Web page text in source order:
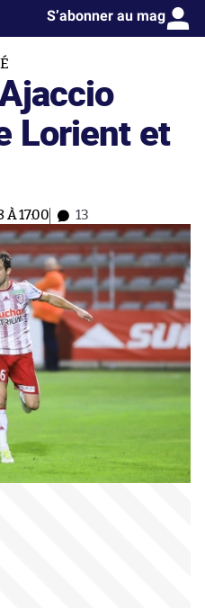
S’abonner au mag
Lorient et
À 17:00 13